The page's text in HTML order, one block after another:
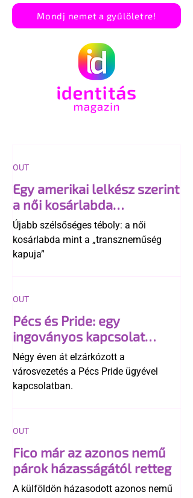
Mondj nemet a gyűlöletre!
Egy amerikai lelkész szerint
a női kosárlabda
transzneműséghez vezet
Újabb szélsőséges téboly: a női
kosárlabda mint a „transzneműség
kapuja”
OUT
Pécs és Pride: egy
ingoványos kapcsolat
története
Négy éven át elzárkózott a
városvezetés a Pécs Pride ügyével
kapcsolatban.
OUT
Fico már az azonos nemű
párok házasságától retteg
A külföldön házasodott azonos nemű
OUT